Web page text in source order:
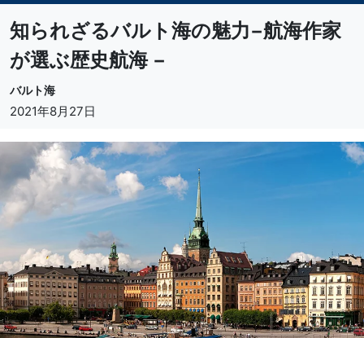
知られざるバルト海の魅力−航海作家
が選ぶ歴史航海 −
バルト海
2021年8月27日